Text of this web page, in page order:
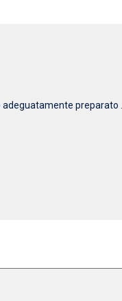
preparato ...